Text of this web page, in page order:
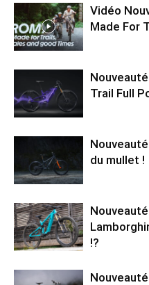
Vidéo
Made For
Trail Full
du mullet !
!?